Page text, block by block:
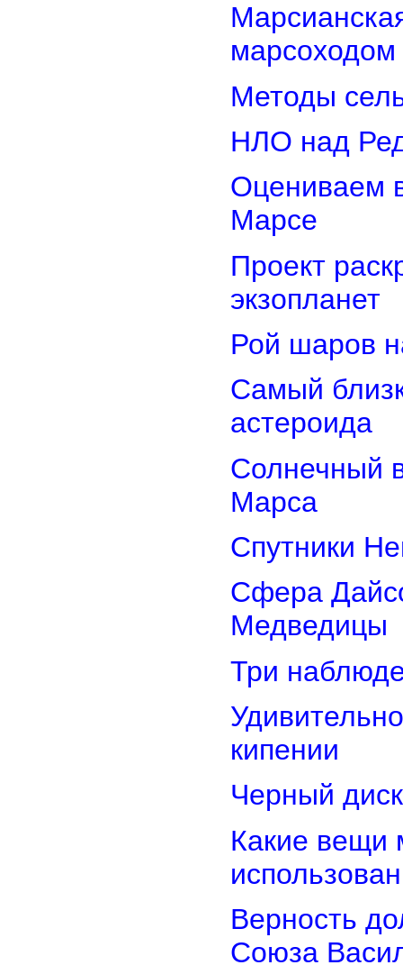
марсоходом
Методы
НЛО над
Оцениваем
Марсе
Проект
экзопланет
Рой шаров
Самый
астероида
Солнечный
Марса
Спутники
Сфера
Медведицы
Три
кипении
Черный
Какие вещи
Верность
Союза